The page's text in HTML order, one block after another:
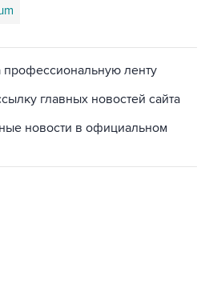
профессиональную ленту
главных новостей сайта
новости в официальном